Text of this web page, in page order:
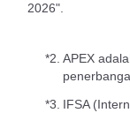
2026".
*2. APEX
*3. IFSA